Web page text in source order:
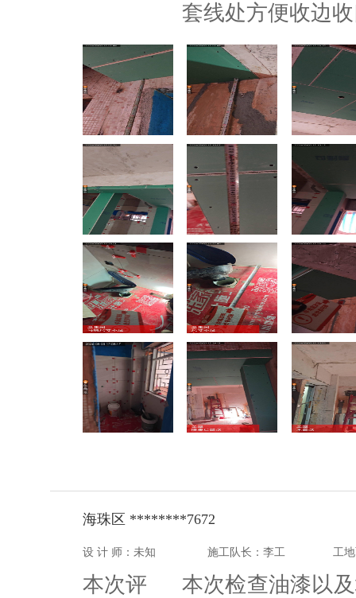
套线处方便收边
海珠区 ********7672
设 计 师：未知 施工队长：李工 工
本次评
本次检查油漆以